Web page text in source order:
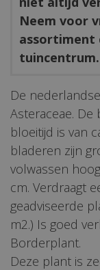
Neem voor
assortiment
tuincentrum.
De
Asteraceae.
bloeitijd is van
bladeren zijn
volwassen
cm. Verdraagt
geadviseerde
m2.) Is goed
Borderplant.
Deze plant is